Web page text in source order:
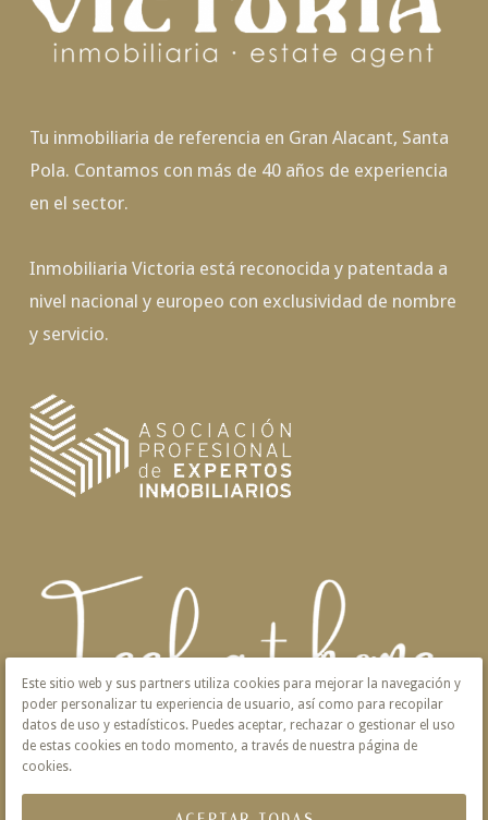
Tu inmobiliaria de referencia en Gran Alacant, Santa
Pola. Contamos con más de 40 años de experiencia
en el sector.
Inmobiliaria Victoria está reconocida y patentada a
nivel nacional y europeo con exclusividad de nombre
y servicio.
Este sitio web y sus partners utiliza cookies para mejorar la navegación y
poder personalizar tu experiencia de usuario, así como para recopilar
datos de uso y estadísticos. Puedes aceptar, rechazar o gestionar el uso
de estas cookies en todo momento, a través de nuestra página de
cookies.